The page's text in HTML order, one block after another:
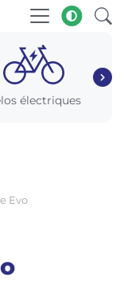
électriques
Evo